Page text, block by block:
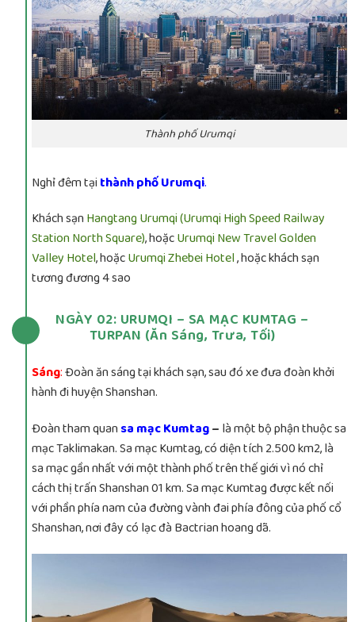
Thành phố Urumqi
Nghỉ đêm tại thành phố Urumqi.
Khách sạnHangtang Urumqi (Urumqi High Speed Railway
Station North Square), hoặcUrumqi NewTravel Golden
Valley Hotel, hoặcUrumqi Zhebei Hotel, hoặc khách sạn
tương đương 4 sao
NGÀY 02: URUMQI – SA MẠC KUMTAG –
TURPAN (Ăn Sáng, Trưa, Tối)
Sáng:Đoàn ăn sáng tại khách sạn, sau đó xe đưa đoàn khởi
hành đi huyện Shanshan.
Đoàn tham quansa mạc Kumtag– là một bộ phận thuộc sa
mạc Taklimakan. Sa mạc Kumtag, có diện tích 2.500 km2, là
sa mạc gần nhất với một thành phố trên thế giới vì nó chỉ
cách thị trấn Shanshan 01 km. Sa mạc Kumtag được kết nối
với phần phía nam của đường vành đai phía đông của phố cổ
Shanshan, nơi đây có lạc đà Bactrian hoang dã.